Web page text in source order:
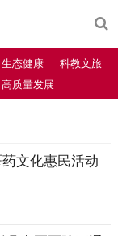
生态健康
科教文旅
高质量发展
文化惠民活动